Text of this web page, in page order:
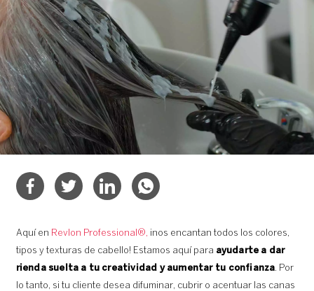
Aquí en Revlon Professional®, ¡nos encantan todos los colores,
tipos y texturas de cabello! Estamos aquí para ayudarte a dar
rienda suelta a tu creatividad y aumentar tu confianza. Por
lo tanto, si tu cliente desea difuminar, cubrir o acentuar las canas